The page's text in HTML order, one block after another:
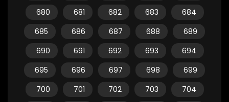
680
681 682 683
684
685
686 687 688
689
690
691 692 693
694
695
696 697 698
699
700
701 702 703
704